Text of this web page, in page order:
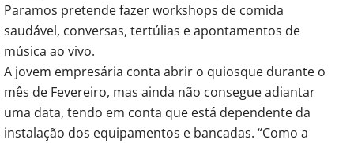
Paramos pretende fazer workshops de comida
saudável, conversas, tertúlias e apontamentos de
música ao vivo.
A jovem empresária conta abrir o quiosque durante o
mês de Fevereiro, mas ainda não consegue adiantar
uma data, tendo em conta que está dependente da
instalação dos equipamentos e bancadas. “Como a